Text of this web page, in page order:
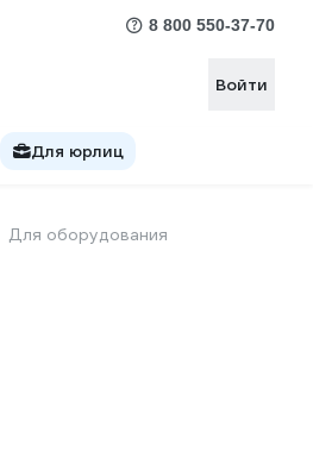
8 800 550-37-70
Войти
Для юрлиц
Для оборудования